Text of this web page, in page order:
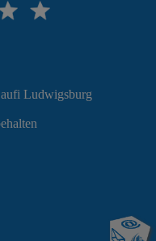
Ludwigsburg